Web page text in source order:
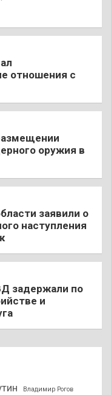
отношения с
оружия в
заявили о
наступления
задержали по
и
Владимир Рогов